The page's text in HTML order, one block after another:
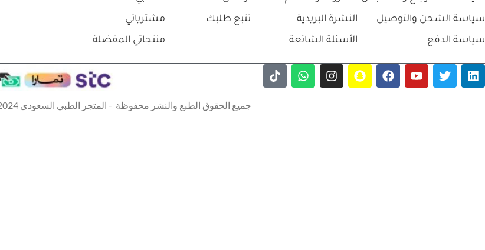
سياسة الشحن والتوصيل
سياسة الدفع
النشرة البريدية
الأسئلة الشائعة
تتبع طلبك
مشترياتي
منتجاتي المفضلة
جميع الحقوق الطبع والنشر محفوظة - المتجر الطبي السعودى 2024